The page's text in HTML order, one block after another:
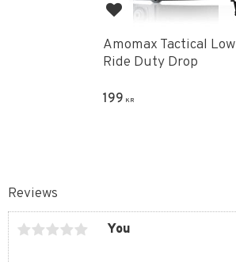
Reviews
You
Add to favorites
Amomax Tactical Low
Ride Duty Drop
199 KR